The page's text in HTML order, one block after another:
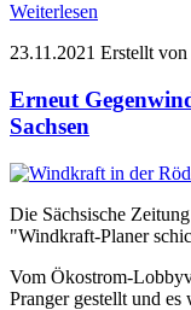
Weiterlesen
23.11.2021 Erstellt
Erneut
Sachsen
Die Sächsische
"Windkraft-Planer
Vom Ökostrom-
Pranger gestellt und